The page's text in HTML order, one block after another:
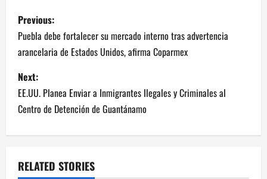
P
o
s
t
n
a
v
Previous:
Puebla debe fortalecer su mercado interno tras advertencia
arancelaria de Estados Unidos, afirma Coparmex
Next:
EE.UU. Planea Enviar a Inmigrantes Ilegales y Criminales al
Centro de Detención de Guantánamo
RELATED STORIES